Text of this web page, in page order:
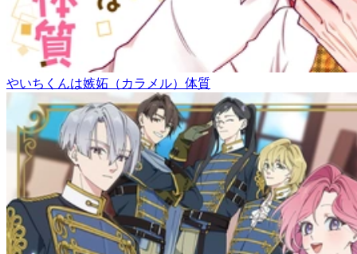
やいちくんは嫉妬（カラメル）体質